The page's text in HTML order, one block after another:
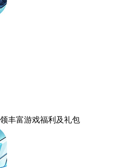
领丰富游戏福利 及礼包